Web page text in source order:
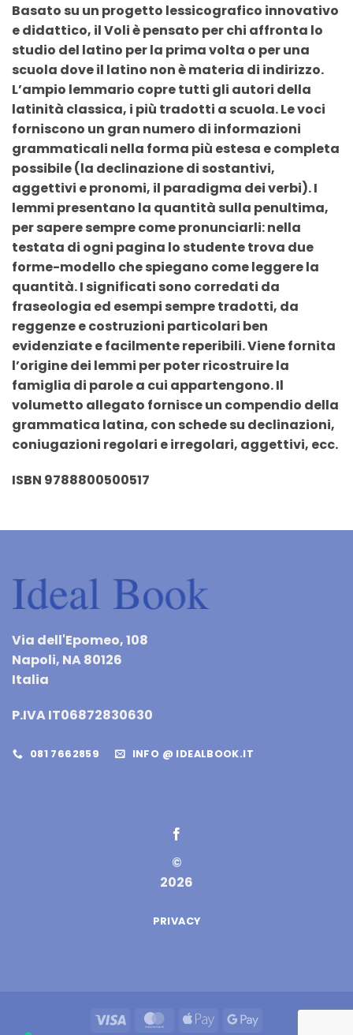
Basato su un progetto lessicografico innovativo
e didattico, il Voli è pensato per chi affronta lo
studio del latino per la prima volta o per una
scuola dove il latino non è materia di indirizzo.
L’ampio lemmario copre tutti gli autori della
latinità classica, i più tradotti a scuola. Le voci
forniscono un gran numero di informazioni
grammaticali nella forma più estesa e completa
possibile (la declinazione di sostantivi,
aggettivi e pronomi, il paradigma dei verbi). I
lemmi presentano la quantità sulla penultima,
per sapere sempre come pronunciarli: nella
testata di ogni pagina lo studente trova due
forme-modello che spiegano come leggere la
quantità. I significati sono corredati da
fraseologia ed esempi sempre tradotti, da
reggenze e costruzioni particolari ben
evidenziate e facilmente reperibili. Viene fornita
l’origine dei lemmi per poter ricostruire la
famiglia di parole a cui appartengono. Il
volumetto allegato fornisce un compendio della
grammatica latina, con schede su declinazioni,
coniugazioni regolari e irregolari, aggettivi, ecc.
ISBN 9788800500517
Via dell'Epomeo, 108
Napoli, NA 80126
Italia
P.IVA IT06872830630
081 7662859 INFO @ IDEALBOOK.IT
©
2026
PRIVACY
Visa MasterCard
Apple Google